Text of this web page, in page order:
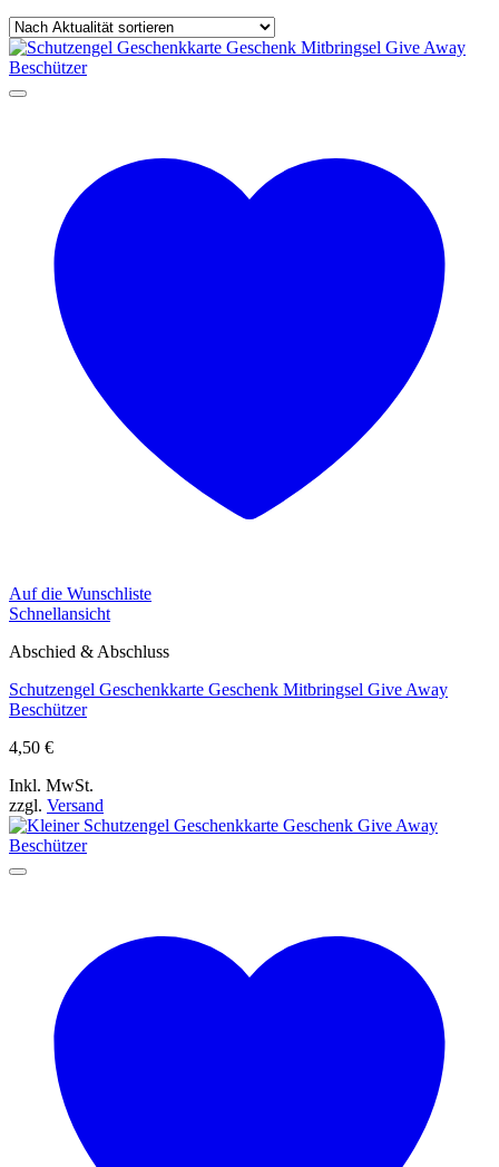
sortiert
Auf die Wunschliste
Schnellansicht
Abschied & Abschluss
Schutzengel Geschenkkarte Geschenk Mitbringsel Give Away
Beschützer
4,50 €
Inkl. MwSt.
zzgl. Versand